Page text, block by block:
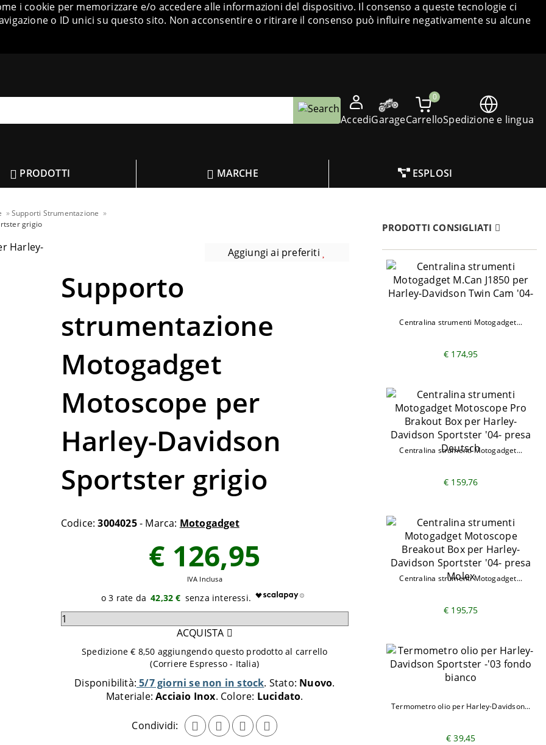
i cookie per memorizzare e/o accedere alle informazioni del dispositivo. Il consenso a queste tecnologie ci
o ID unici su questo sito. Non acconsentire o ritirare il consenso può influire negativamente su alcune
AccediGarage
0
CarrelloSpedizione e lingua
PRODOTTI MARCHE ESPLOSI
Supporti Strumentazione
grigio
Aggiungi ai preferiti
Supporto
strumentazione
Motogadget
Motoscope per
Harley-Davidson
Sportster grigio
Codice:3004025- Marca: Motogadget
Disponibilità: 5/7 giorni se non in stock Stato: Nuovo
Materiale:Acciaio Inox Colore: Lucidato
Condividi:
€ 126,95
IVA Inclusa
42,32 €
Seleziona
aggiungere
carrello
ACQUISTA
Spedizione € 8,50 aggiungendo questo prodotto al carrello
(Corriere Espresso - Italia)
PRODOTTI CONSIGLIATI
Centralina strumenti Motogadget...
€ 174,95
Centralina strumenti Motogadget...
€ 159,76
Centralina strumenti Motogadget...
€ 195,75
Termometro olio per Harley-Davidson...
€ 39,45